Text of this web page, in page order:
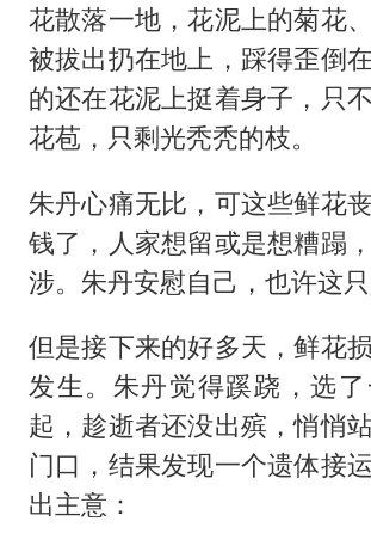
花散落一地，花泥上的菊花
被拔出扔在地上，踩得歪倒
的还在花泥上挺着身子，只
花苞，只剩光秃秃的枝。
朱丹心痛无比，可这些鲜花
钱了，人家想留或是想糟蹋
涉。朱丹安慰自己，也许这只
但是接下来的好多天，鲜花
发生。朱丹觉得蹊跷，选
起，趁逝者还没出殡，悄悄
门口，结果发现一个遗体接
出主意：